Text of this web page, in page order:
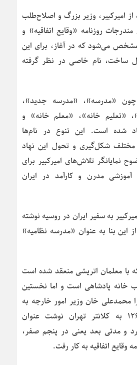
از امیرکبیر، وزیر بزرگ و اصلاح‌طلب
روزنامه «وقایع اتفاقیه» و
مشخص می‌شود که در آغاز، برای این
ساخت، نام خاصی در نظر گرفته
چون «مدرسه»، «مدرسه جدید»،
«تعلیم خانه»، «معلم خانه» و
شده است. این تنوع در نام‌ها
شکل‌گیری و تحول این نهاد
نمایانگر تلاش‌های امیرکبیر برای
مدرن و کارآمد در ایران
به سفیر ایران در روسیه نوشته
این بنا به عنوان «مدرسه نظامیه»
با معلمان اتریشی منعقد شده است
خانه پادشاهی است و اما نخستین
محمدعلی خان وزیر امور خارجه به
تاریخ ۲۴ محرم ۱۲۶۸ به کلانتر تهران نوشت عنوان
برد و مدتی بعد یعنی در پنجم صفر،